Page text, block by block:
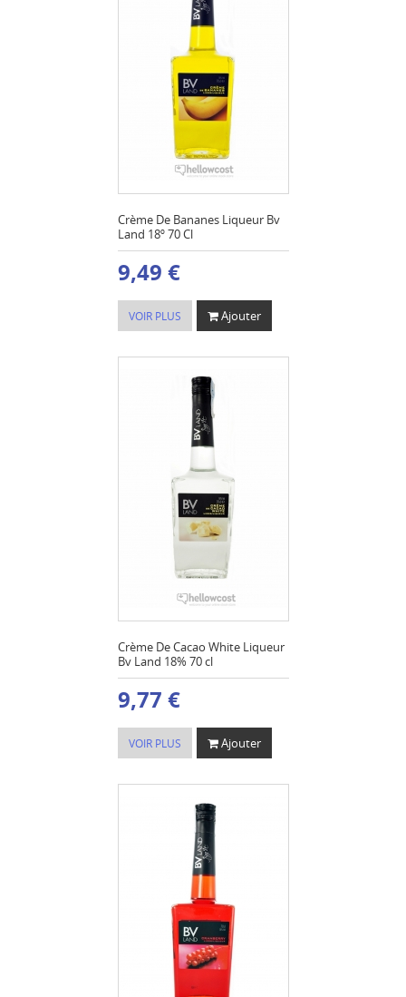
Crème De Bananes Liqueur Bv
Land 18º 70 Cl
9,49 €
VOIR PLUS Ajouter
Crème De Cacao White Liqueur
Bv Land 18% 70 cl
9,77 €
VOIR PLUS Ajouter